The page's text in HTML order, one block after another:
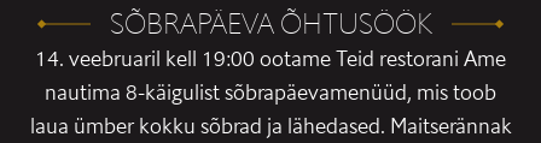
SÕBRAPÄEVA ÕHTUSÖÖK
14. veebruaril kell 19:00 ootame Teid restorani Ame
nautima 8-käigulist sõbrapäevamenüüd, mis toob
laua ümber kokku sõbrad ja lähedased. Maitserännak